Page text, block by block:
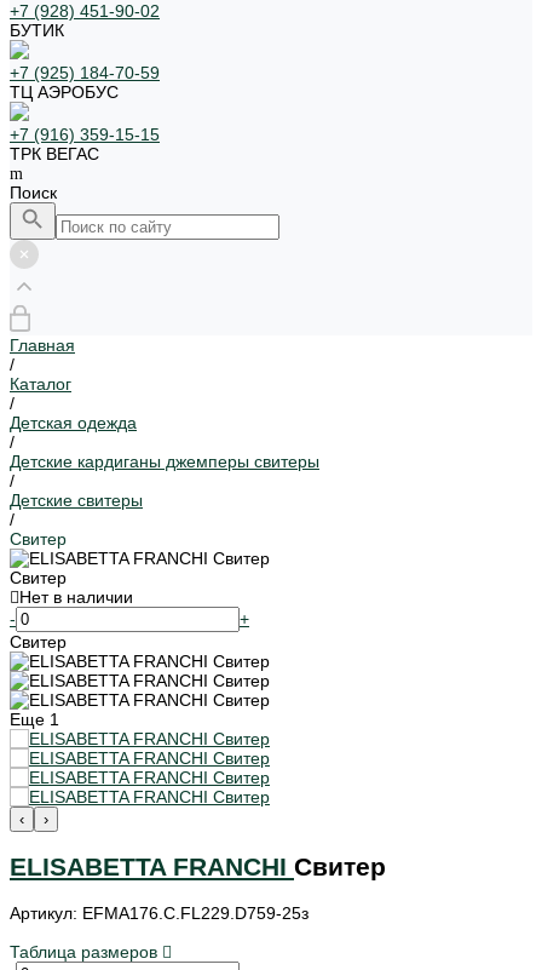
+7 (928) 451-90-02
БУТИК
+7 (925) 184-70-59
ТЦ АЭРОБУС
+7 (916) 359-15-15
ТРК ВЕГАС
Поиск
Главная
/
Каталог
/
Детская одежда
/
Детские кардиганы джемперы свитеры
/
Детские свитеры
/
Свитер
Свитер
Нет в наличии
-
+
Свитер
Еще 1
‹ ›
ELISABETTA FRANCHI Свитер
Артикул: EFMA176.C.FL229.D759-25з
Таблица размеров